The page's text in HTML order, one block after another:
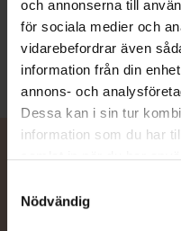
och annonserna till
för sociala medier och
vidarebefordrar även
information från din
annons- och
Dessa kan i sin tur
information som du har
samlat in när du har
Nödvändig
med familjen och för
Läs mer
Kontakta